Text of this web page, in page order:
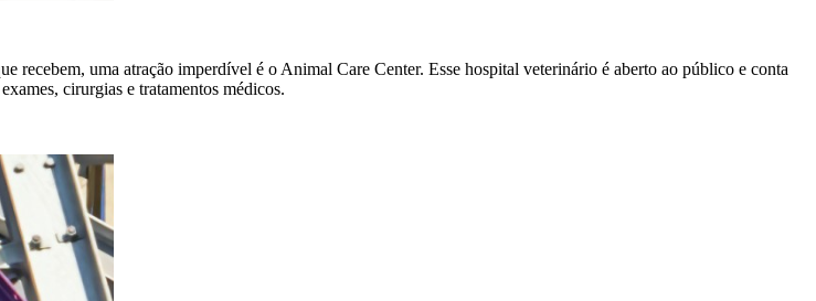
recebem, uma atração imperdível é o Animal Care Center. Esse hospital veterinário é aberto ao público e conta
cirurgias e tratamentos médicos.